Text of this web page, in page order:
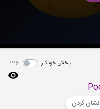
پخش خودکار 1116
نشان کردن